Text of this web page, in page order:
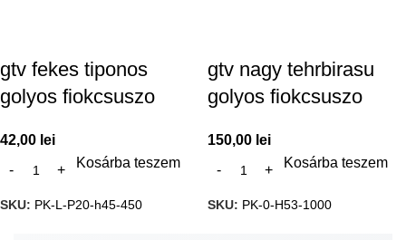
gtv fekes tiponos
golyos fiokcsuszo
42,00 lei
Kosárba teszem
SKU: PK-L-P20-h45-450
gtv nagy tehrbirasu
golyos fiokcsuszo
150,00 lei
Kosárba teszem
SKU: PK-0-H53-1000